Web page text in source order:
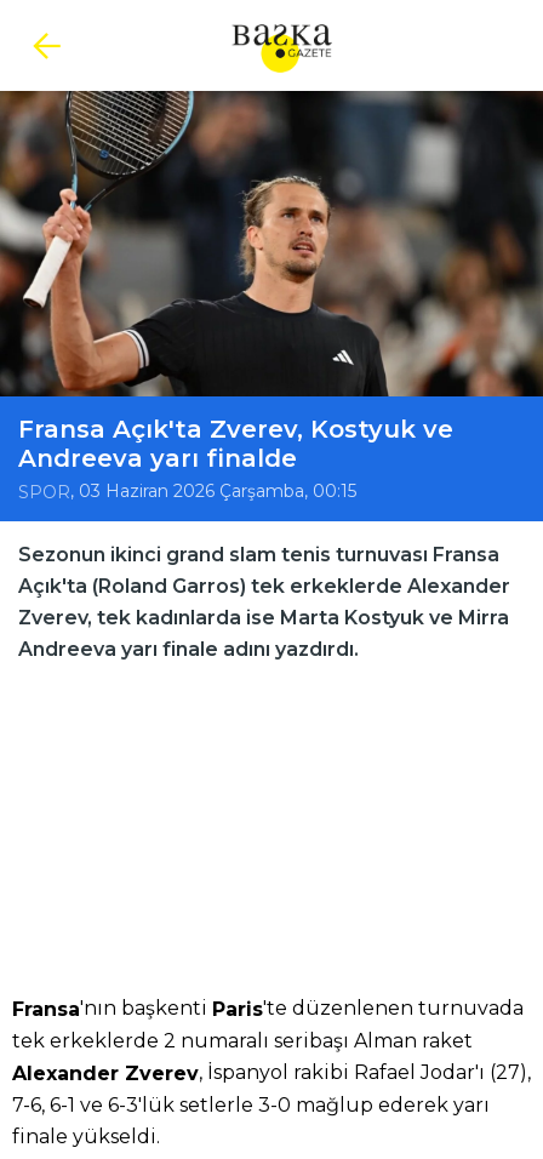
Fransa Açık'ta Zverev, Kostyuk ve
Andreeva yarı finalde
SPOR, 03 Haziran 2026 Çarşamba, 00:15
Sezonun ikinci grand slam tenis turnuvası Fransa
Açık'ta (Roland Garros) tek erkeklerde Alexander
Zverev, tek kadınlarda ise Marta Kostyuk ve Mirra
Andreeva yarı finale adını yazdırdı.
Fransa'nın başkenti Paris'te düzenlenen turnuvada
tek erkeklerde 2 numaralı seribaşı Alman raket
Alexander Zverev, İspanyol rakibi Rafael Jodar'ı (27),
7-6, 6-1 ve 6-3'lük setlerle 3-0 mağlup ederek yarı
finale yükseldi.